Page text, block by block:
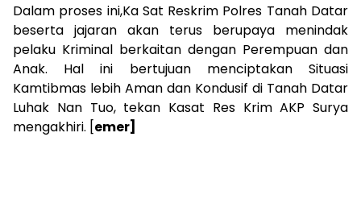
Dalam proses ini,Ka Sat Reskrim Polres Tanah Datar
beserta jajaran akan terus berupaya menindak
pelaku Kriminal berkaitan dengan Perempuan dan
Anak. Hal ini bertujuan menciptakan Situasi
Kamtibmas lebih Aman dan Kondusif di Tanah Datar
Luhak Nan Tuo, tekan Kasat Res Krim AKP Surya
mengakhiri. [emer]